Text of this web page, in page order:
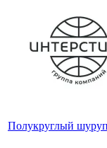
Полукруглый